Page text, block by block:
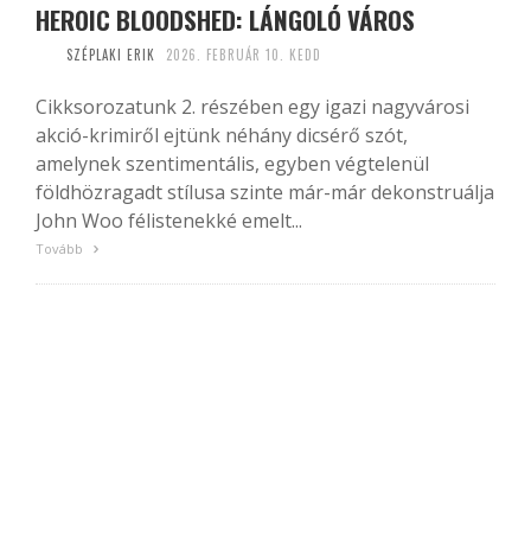
HEROIC BLOODSHED: LÁNGOLÓ VÁROS
SZÉPLAKI ERIK 2026. FEBRUÁR 10. KEDD
Cikksorozatunk 2. részében egy igazi nagyvárosi
akció-krimiről ejtünk néhány dicsérő szót,
amelynek szentimentális, egyben végtelenül
földhözragadt stílusa szinte már-már dekonstruálja
John Woo félistenekké emelt...
Tovább